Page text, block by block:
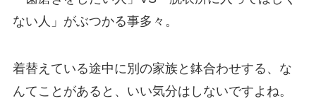
ない人」がぶつかる事多々。
着替えている途中に別の家族と鉢合わせする、な
んてことがあると、いい気分はしないですよね。